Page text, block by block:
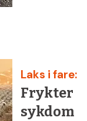
Laks i fare:
Frykter
sykdom